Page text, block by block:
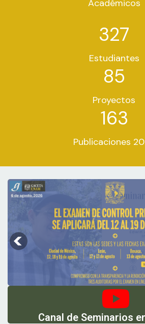
Académicos
327
Estudiantes
85
Proyectos
163
Publicaciones
Canal de Seminarios